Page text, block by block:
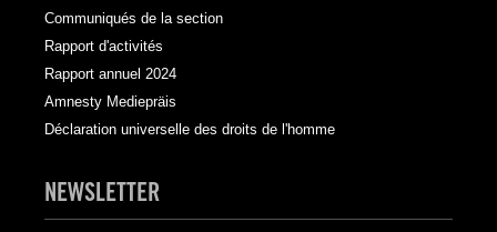
Communiqués de la section
Rapport d'activités
Rapport annuel 2024
Amnesty Mediepräis
Déclaration universelle des droits de l'homme
NEWSLETTER